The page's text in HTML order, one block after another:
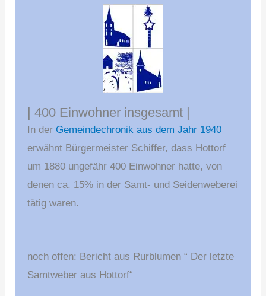
| 400 Einwohner insgesamt |
In der Gemeindechronik aus dem Jahr 1940
erwähnt Bürgermeister Schiffer, dass Hottorf
um 1880 ungefähr 400 Einwohner hatte, von
denen ca. 15% in der Samt- und Seidenweberei
tätig waren.
noch offen: Bericht aus Rurblumen “ Der letzte
Samtweber aus Hottorf“